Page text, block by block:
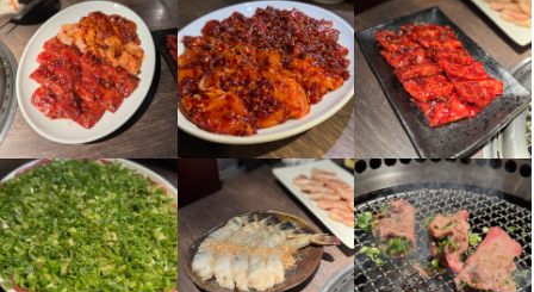
法人名・事業者名
株式会社GENPUKAN  JAPAN
最終更新日2026/06/02